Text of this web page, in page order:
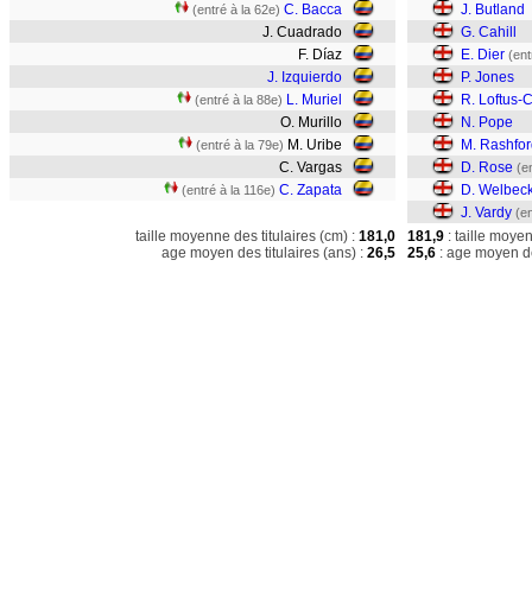
(entré à la 62e) C. Bacca
J. Cuadrado
F. Díaz
J. Izquierdo
(entré à la 88e) L. Muriel
O. Murillo
(entré à la 79e) M. Uribe
C. Vargas
(entré à la 116e) C. Zapata
J. Butland
G. Cahill
E. Dier
P. Jones
R. Loftus-
N. Pope
M.
D. Rose
D.
J. Vardy
taille moyenne des titulaires (cm) : 181,0
age moyen des titulaires (ans) : 26,5
181,9 : taille
25,6 : age moyen